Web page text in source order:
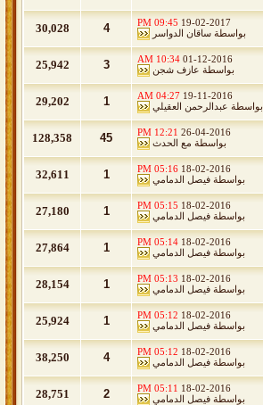
19-02-2017
09:45 PM
بواسطة ساقان الدواسر 4
30,028
01-12-2016
10:34 AM
بواسطة عازف شجن 3
25,942
19-11-2016
04:27 AM
بواسطة عبدالرحمن العقيلي 1
29,202
26-04-2016
12:21 PM
بواسطة مع الحدث 45
128,358
18-02-2016
05:16 PM
بواسطة فيصل الدمامي 1
32,611
18-02-2016
05:15 PM
بواسطة فيصل الدمامي 1
27,180
18-02-2016
05:14 PM
بواسطة فيصل الدمامي 1
27,864
18-02-2016
05:13 PM
بواسطة فيصل الدمامي 1
28,154
18-02-2016
05:12 PM
بواسطة فيصل الدمامي 1
25,924
18-02-2016
05:12 PM
بواسطة فيصل الدمامي 4
38,250
18-02-2016
05:11 PM
بواسطة فيصل الدمامي 2
28,751